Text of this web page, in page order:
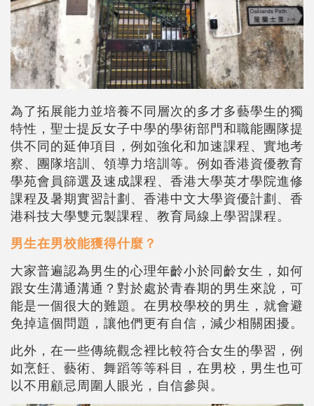
為了拓展能力並培養不同層次的多才多藝學生的獨
特性，聖士提反女子中學的學術部門和職能團隊提
供不同的延伸項目，例如強化和加速課程、實地考
察、團隊培訓、領導力培訓等。例如香港資優教育
學苑會員篩選及速成課程、香港大學英才學院進修
課程及暑期實習計劃、香港中文大學資優計劃、香
港科技大學雙元製課程、教育局線上學習課程。
男生在男校能獲得什麼？
大家普遍認為男生的心理年齡小於同齡女生，如何
跟女生溝通溝通？對於處於青春期的男生來說，可
能是一個很大的難題。在男校學校的男生，就會避
免掉這個問題，讓他們更有自信，減少相關困擾。
此外，在一些傳統觀念裡比較符合女生的學習，例
如烹飪、藝術、舞蹈等等科目，在男校，男生也可
以不用顧忌周圍人眼光，自信參與。